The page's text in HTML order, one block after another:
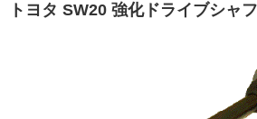
トヨタ SW20 強化ドライブシャ